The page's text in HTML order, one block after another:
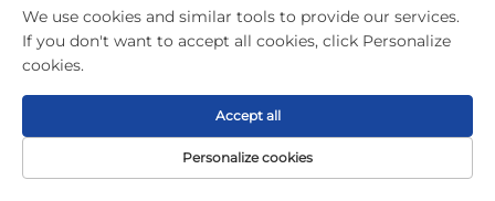
Página Inicial Produto Sobre CONTATO
We use cookies and similar tools to provide our services.
If you don't want to accept all cookies, click Personalize
cookies.
Personalize cookies
Accept all